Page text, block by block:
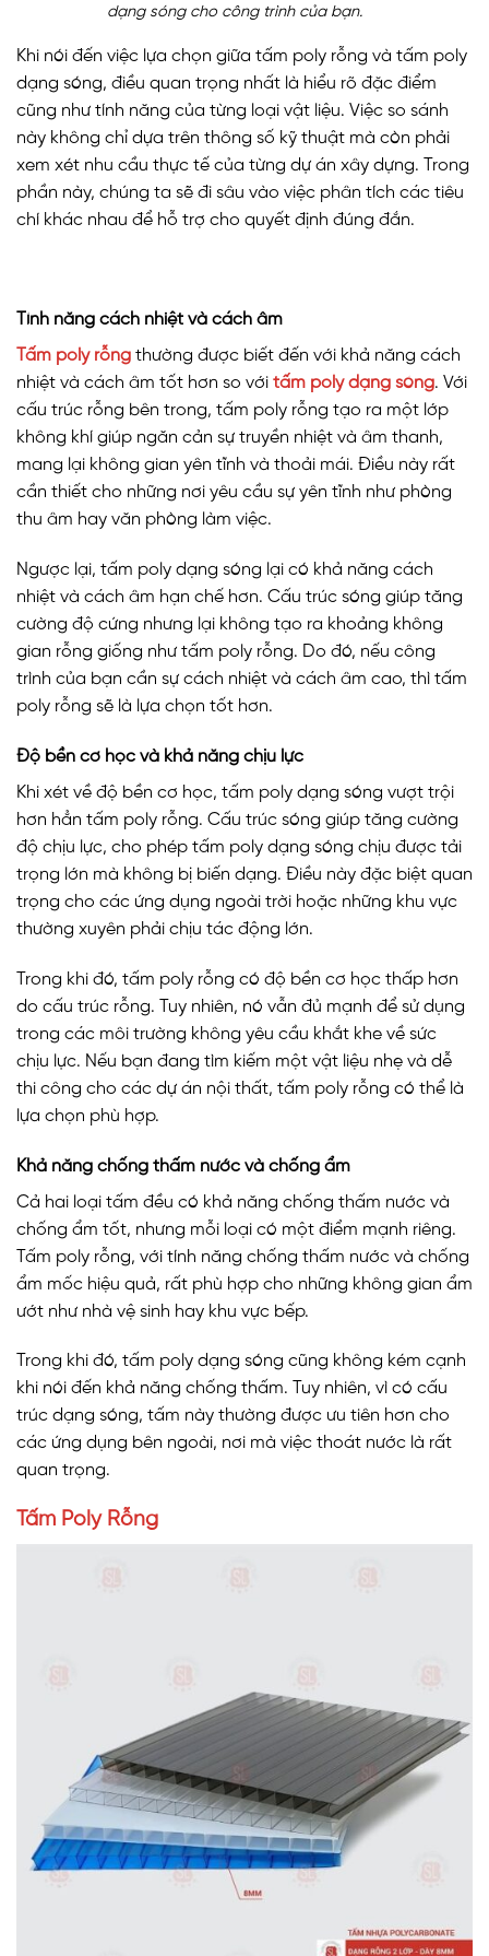
dạng sóng cho công trình của bạn.
Khi nói đến việc lựa chọn giữa tấm poly rỗng và tấm poly
dạng sóng, điều quan trọng nhất là hiểu rõ đặc điểm
cũng như tính năng của từng loại vật liệu. Việc so sánh
này không chỉ dựa trên thông số kỹ thuật mà còn phải
xem xét nhu cầu thực tế của từng dự án xây dựng. Trong
phần này, chúng ta sẽ đi sâu vào việc phân tích các tiêu
chí khác nhau để hỗ trợ cho quyết định đúng đắn.
Tính năng cách nhiệt và cách âm
Tấm poly rỗng thường được biết đến với khả năng cách
nhiệt và cách âm tốt hơn so với tấm poly dạng sóng. Với
cấu trúc rỗng bên trong, tấm poly rỗng tạo ra một lớp
không khí giúp ngăn cản sự truyền nhiệt và âm thanh,
mang lại không gian yên tĩnh và thoải mái. Điều này rất
cần thiết cho những nơi yêu cầu sự yên tĩnh như phòng
thu âm hay văn phòng làm việc.
Ngược lại, tấm poly dạng sóng lại có khả năng cách
nhiệt và cách âm hạn chế hơn. Cấu trúc sóng giúp tăng
cường độ cứng nhưng lại không tạo ra khoảng không
gian rỗng giống như tấm poly rỗng. Do đó, nếu công
trình của bạn cần sự cách nhiệt và cách âm cao, thì tấm
poly rỗng sẽ là lựa chọn tốt hơn.
Độ bền cơ học và khả năng chịu lực
Khi xét về độ bền cơ học, tấm poly dạng sóng vượt trội
hơn hẳn tấm poly rỗng. Cấu trúc sóng giúp tăng cường
độ chịu lực, cho phép tấm poly dạng sóng chịu được tải
trọng lớn mà không bị biến dạng. Điều này đặc biệt quan
trọng cho các ứng dụng ngoài trời hoặc những khu vực
thường xuyên phải chịu tác động lớn.
Trong khi đó, tấm poly rỗng có độ bền cơ học thấp hơn
do cấu trúc rỗng. Tuy nhiên, nó vẫn đủ mạnh để sử dụng
trong các môi trường không yêu cầu khắt khe về sức
chịu lực. Nếu bạn đang tìm kiếm một vật liệu nhẹ và dễ
thi công cho các dự án nội thất, tấm poly rỗng có thể là
lựa chọn phù hợp.
Khả năng chống thấm nước và chống ẩm
Cả hai loại tấm đều có khả năng chống thấm nước và
chống ẩm tốt, nhưng mỗi loại có một điểm mạnh riêng.
Tấm poly rỗng, với tính năng chống thấm nước và chống
ẩm mốc hiệu quả, rất phù hợp cho những không gian ẩm
ướt như nhà vệ sinh hay khu vực bếp.
Trong khi đó, tấm poly dạng sóng cũng không kém cạnh
khi nói đến khả năng chống thấm. Tuy nhiên, vì có cấu
trúc dạng sóng, tấm này thường được ưu tiên hơn cho
các ứng dụng bên ngoài, nơi mà việc thoát nước là rất
quan trọng.
Tấm Poly Rỗng